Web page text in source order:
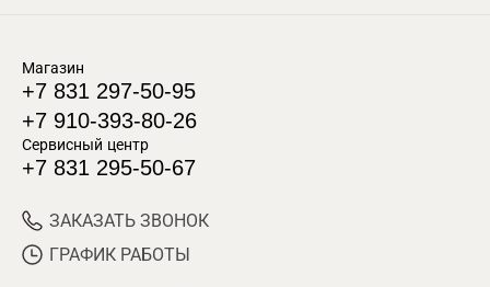
Магазин
+7 831 297-50-95
+7 910-393-80-26
Сервисный центр
+7 831 295-50-67
ЗАКАЗАТЬ ЗВОНОК
ГРАФИК РАБОТЫ